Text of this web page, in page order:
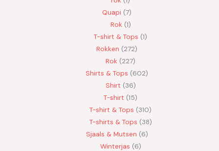
Quapi 7
Rok 1
T-shirt & Tops 1
Rokken 272
Rok 227
Shirts & Tops 602
Shirt 36
T-shirt 15
T-shirt & Tops 310
T-shirts & Tops 38
Sjaals & Mutsen 6
Winterjas 6